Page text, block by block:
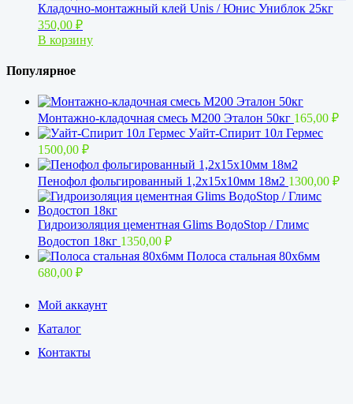
Кладочно-монтажный клей Unis / Юнис Униблок 25кг
350,00 ₽
В корзину
Популярное
Монтажно-кладочная смесь М200 Эталон 50кг 165,00 ₽
Уайт-Спирит 10л Гермес
1500,00 ₽
Пенофол фольгированный 1,2x15х10мм 18м2 1300,00 ₽
Гидроизоляция цементная Glims BoдoStop / Глимс
Водостоп 18кг 1350,00 ₽
Полоса стальная 80х6мм
680,00 ₽
Мой аккаунт
Каталог
Контакты